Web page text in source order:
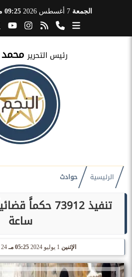
الجمعة 7 أغسطس 2026 09:25 مـ
رئيس التحرير
الرئيسية حوادث
ساعة
الإثنين 05:25 مـ 24 ذو الحجة 1445